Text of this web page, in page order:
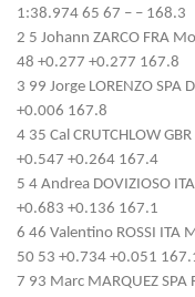
1:38.974 65 67 – – 168.3
2 5 Johann ZARCO FRA
48 +0.277 +0.277 167.8
3 99 Jorge LORENZO
+0.006 167.8
4 35 Cal CRUTCHLOW
+0.547 +0.264 167.4
5 4 Andrea DOVIZIOSO
+0.683 +0.136 167.1
6 46 Valentino ROSSI ITA
50 53 +0.734 +0.051
7 93 Marc MARQUEZ